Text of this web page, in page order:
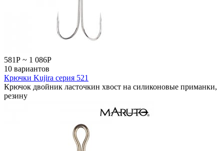
581Р ~ 1 086Р
10 вариантов
Крючки Kujira серия 521
Крючок двойник ласточкин хвост на силиконовые приманки,
резину